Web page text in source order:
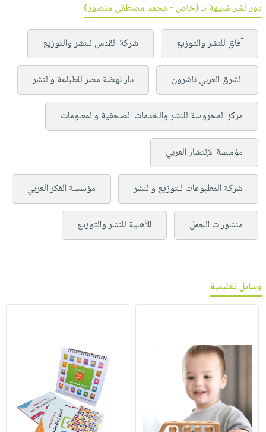
دور نشر شبيهة بـ (خاص - محمد مصطفى منصور)
آفاق للنشر والتوزيع شركة القدس للنشر والتوزيع
الشرق العربي ناشرون دار نهضة مصر للطباعة والنشر
مركز المحروسة للنشر والخدمات الصحفية والمعلومات
مؤسسة الإنتشار العربي
شركة المطبوعات للتوزيع والنشر مؤسسة الفكر العربي
منشورات الجمل الأهلية للنشر والتوزيع
وسائل تعليمية